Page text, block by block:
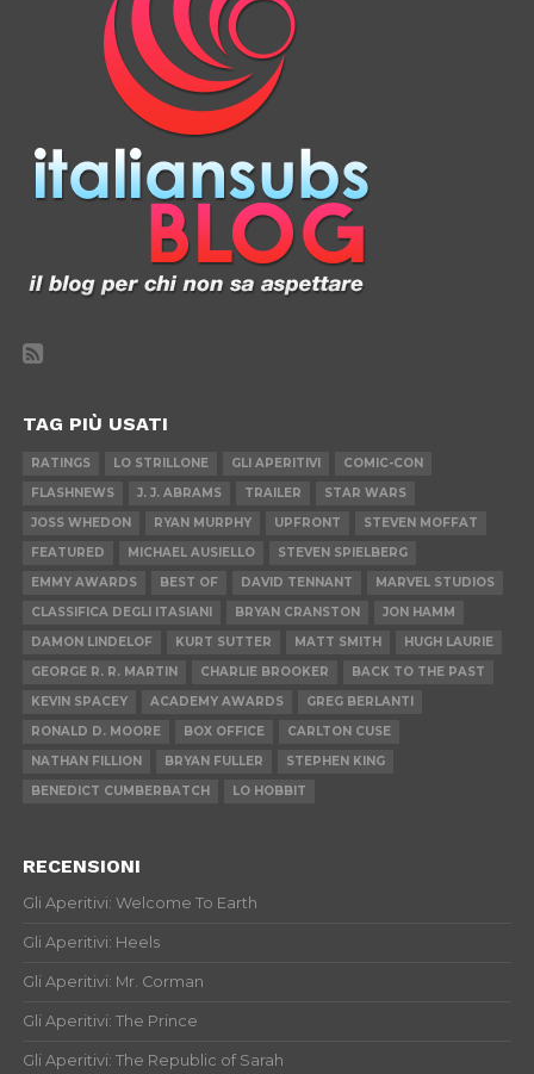
TAG PIÙ USATI
RATINGS LO STRILLONE GLI APERITIVI
COMIC-CON
FLASHNEWS
J. J. ABRAMS TRAILER
STAR WARS
JOSS WHEDON
RYAN MURPHY UPFRONT
STEVEN MOFFAT
FEATURED
MICHAEL AUSIELLO
STEVEN SPIELBERG
EMMY AWARDS
BEST OF DAVID TENNANT
MARVEL STUDIOS
CLASSIFICA DEGLI ITASIANI
BRYAN CRANSTON
JON HAMM
DAMON LINDELOF
KURT SUTTER MATT SMITH
HUGH LAURIE
GEORGE R. R. MARTIN
CHARLIE BROOKER
BACK TO THE PAST
KEVIN SPACEY
ACADEMY AWARDS
GREG BERLANTI
RONALD D. MOORE
BOX OFFICE
CARLTON CUSE
NATHAN FILLION
BRYAN FULLER
STEPHEN KING
BENEDICT CUMBERBATCH
LO HOBBIT
RECENSIONI
Gli Aperitivi: Welcome To Earth
Gli Aperitivi: Heels
Gli Aperitivi: Mr. Corman
Gli Aperitivi: The Prince
Gli Aperitivi: The Republic of Sarah